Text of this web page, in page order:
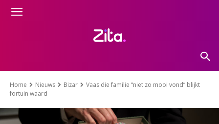
Home Nieuws Bizar
Vaas die familie “niet zo mooi vond” blijkt
fortuin waard